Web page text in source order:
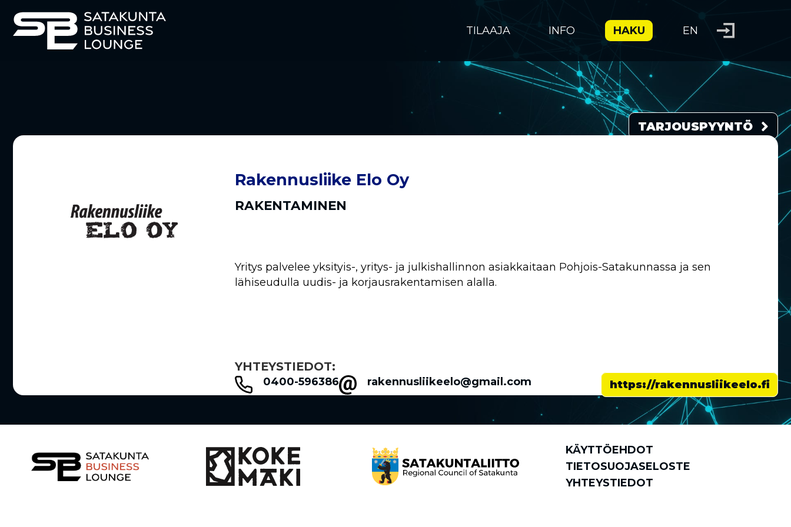
TILAAJA INFO HAKU EN
TARJOUSPYYNTÖ
Rakennusliike Elo Oy
RAKENTAMINEN
Yritys palvelee yksityis-, yritys- ja julkishallinnon asiakkaitaan Pohjois-Satakunnassa ja sen
lähiseudulla uudis- ja korjausrakentamisen alalla.
YHTEYSTIEDOT:
0400-596386 rakennusliikeelo@gmail.com https://rakennusliikeelo.fi
KÄYTTÖEHDOT
TIETOSUOJASELOSTE
YHTEYSTIEDOT